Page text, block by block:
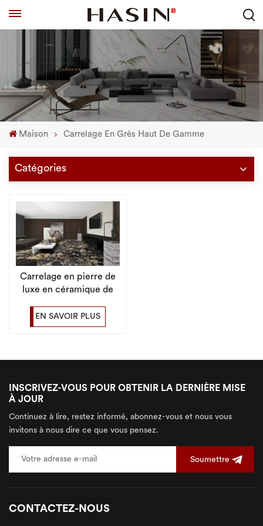
Maison Carrelage En Grès Haut De Gamme
Catégories
Carrelage en pierre de
luxe en céramique de
de conception moderne
EN SAVOIR PLUS
INSCRIVEZ-VOUS POUR OBTENIR LA DERNIÈRE MISE
À JOUR
Continuez à lire, restez informé, abonnez-vous et nous vous
invitons à nous dire ce que vous pensez.
Soumettre
CONTACTEZ-NOUS